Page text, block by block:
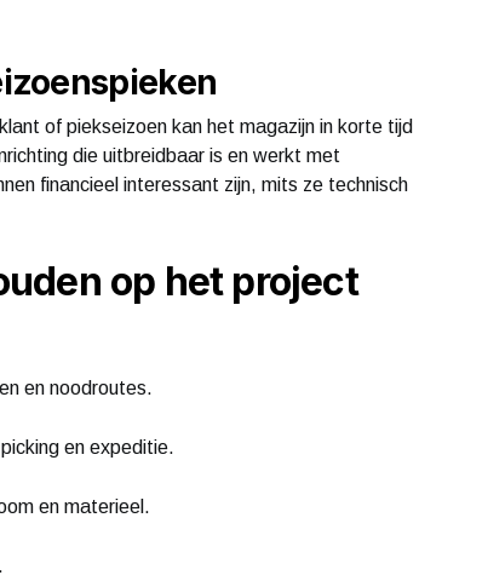
of piekseizoen kan het magazijn in korte tijd
die uitbreidbaar is en werkt met
financieel interessant zijn, mits ze technisch
op het project
en noodroutes.
en expeditie.
en materieel.